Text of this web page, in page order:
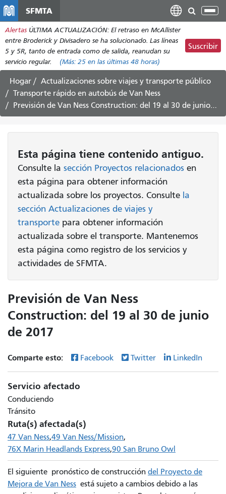
contenido
principal
SFMTA
Alertas ÚLTIMA ACTUALIZACIÓN: El retraso en McAllister
entre Broderick y Divisadero se ha solucionado. Las líneas
5 y 5R, tanto de entrada como de salida, reanudan su
servicio regular.
(Más: 25 en las últimas 48 horas)
Suscribir
Hogar
Actualizaciones sobre viajes y transporte público
Transporte rápido en autobús de Van Ness
Previsión de Van Ness Construction: del 19 al 30 de junio de 2017
Esta página tiene contenido antiguo.
Consulte la sección Proyectos relacionados en
esta página para obtener información
actualizada sobre los proyectos. Consulte la
sección Actualizaciones de viajes y
transporte para obtener información
actualizada sobre el transporte. Mantenemos
esta página como registro de los servicios y
actividades de SFMTA.
Previsión de Van Ness
Construction: del 19 al 30 de junio
de 2017
Comparte esto: Facebook Twitter LinkedIn
Servicio afectado
Conduciendo
Tránsito
Ruta(s) afectada(s)
47 Van Ness 49 Van Ness/Mission
76X Marin Headlands Express 90 San Bruno Owl
El siguiente pronóstico de construcción del Proyecto de
Mejora de Van Ness está sujeto a cambios debido a las